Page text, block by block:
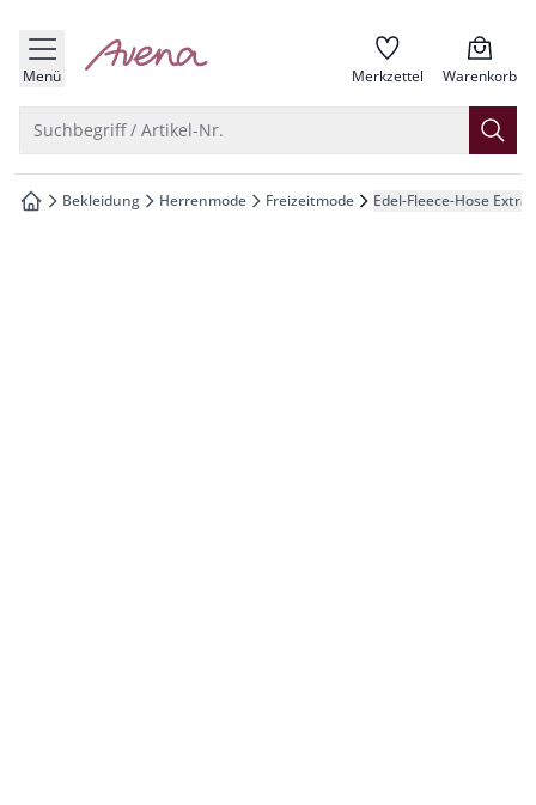
springen
springen
springen
springen
Menü zur Startseite Merkzettel Warenkorb
Suchbegriff / Artikel-Nr.
zur Startseite
Bekleidung Herrenmode Freizeitmode Edel-Fleece-Hose